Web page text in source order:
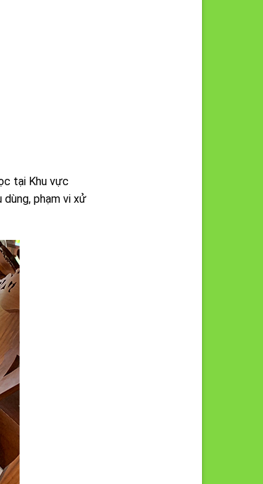
tại Khu vực
dùng, phạm vi xử